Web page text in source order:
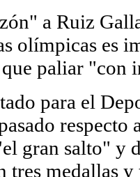
a Ruiz
olímpicas es
paliar "con
para el
respecto
gran salto" y
tres medallas